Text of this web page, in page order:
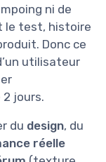
ni de
le test, histoire
Donc ce
utilisateur
jours.
du design, du
réelle